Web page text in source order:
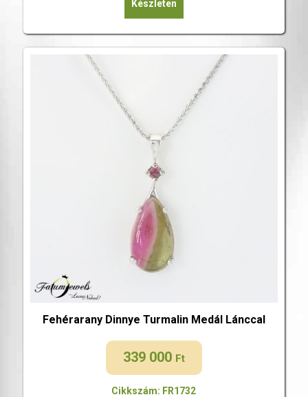
Készleten
Fehérarany Dinnye Turmalin Medál Lánccal
339 000 Ft
Cikkszám: FR1732